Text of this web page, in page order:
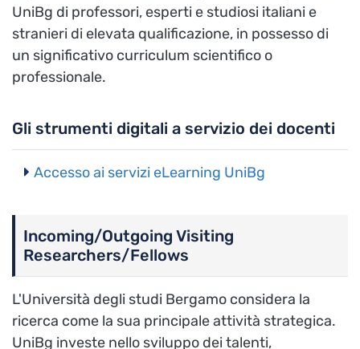
UniBg di professori, esperti e studiosi italiani e
stranieri di elevata qualificazione, in possesso di
un significativo curriculum scientifico o
professionale.
Gli strumenti digitali a servizio dei docenti
Accesso ai servizi eLearning UniBg
Incoming/Outgoing Visiting
Researchers/Fellows
L'Università degli studi Bergamo considera la
ricerca come la sua principale attività strategica.
UniBg investe nello sviluppo dei talenti,